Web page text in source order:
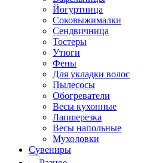
Йогуртница
Соковыжималки
Сендвичница
Тостеры
Утюги
Фены
Для укладки волос
Пылесосы
Обогреватели
Весы кухонные
Лапшерезка
Весы напольные
Мухоловки
Сувениры